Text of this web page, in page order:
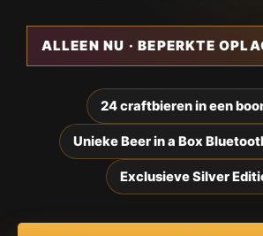
ALLEEN NU · BEPERKTE
24 craftbieren in een
Unieke Beer in a Box
Exclusieve Silver